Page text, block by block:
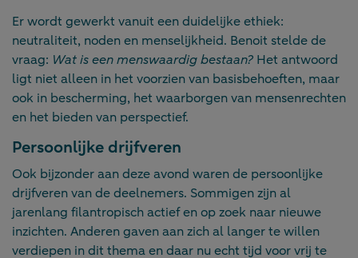
Er wordt gewerkt vanuit een duidelijke ethiek:
neutraliteit, noden en menselijkheid. Benoit stelde de
vraag: Wat is een menswaardig bestaan? Het antwoord
ligt niet alleen in het voorzien van basisbehoeften, maar
ook in bescherming, het waarborgen van mensenrechten
en het bieden van perspectief.
Persoonlijke drijfveren
Ook bijzonder aan deze avond waren de persoonlijke
drijfveren van de deelnemers. Sommigen zijn al
jarenlang filantropisch actief en op zoek naar nieuwe
inzichten. Anderen gaven aan zich al langer te willen
verdiepen in dit thema en daar nu echt tijd voor vrij te